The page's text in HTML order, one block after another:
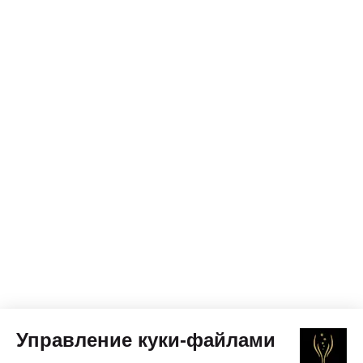
Управление куки-файлами